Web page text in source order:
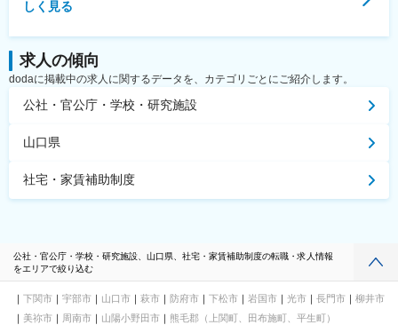
しく見る
求人の傾向
dodaに掲載中の求人に関するデータを、カテゴリごとにご紹介します。
公社・官公庁・学校・研究施設
山口県
社宅・家賃補助制度
公社・官公庁・学校・研究施設、山口県、社宅・家賃補助制度の転職・求人情報
をエリアで絞り込む
下関市 宇部市 山口市 萩市 防府市 下松市 岩国市 光市 長門市
柳井市
美祢市
周南市 山陽小野田市
熊毛郡（上関町、田布施町、平生町）